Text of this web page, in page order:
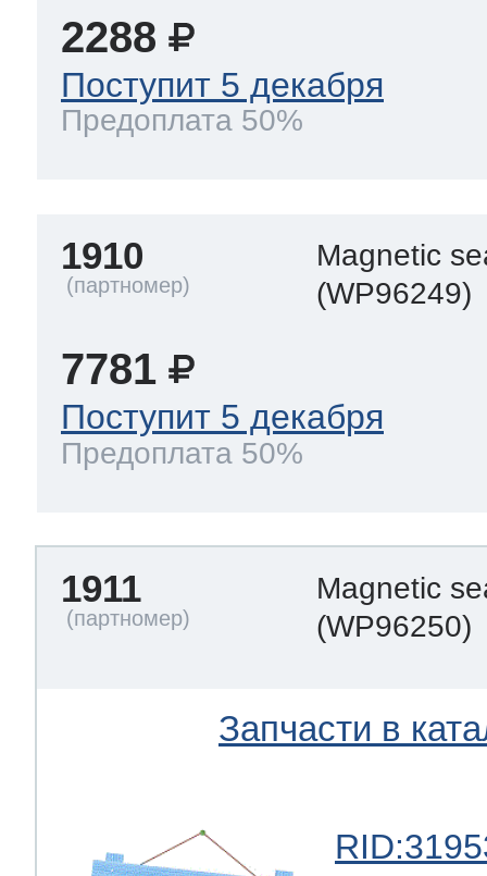
2288
Поступит 5 декабря
Предоплата 50%
1910
Magnetic
(WP96249)
7781
Поступит 5 декабря
Предоплата 50%
1911
Magnetic
(WP96250)
Запчасти в